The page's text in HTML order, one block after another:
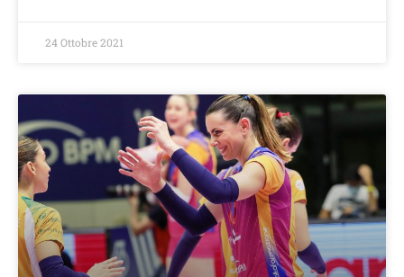
24 Ottobre 2021